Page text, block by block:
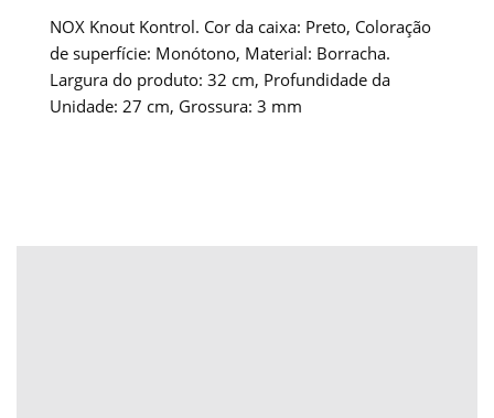
NOX Knout Kontrol. Cor da caixa: Preto, Coloração
de superfície: Monótono, Material: Borracha.
Largura do produto: 32 cm, Profundidade da
Unidade: 27 cm, Grossura: 3 mm